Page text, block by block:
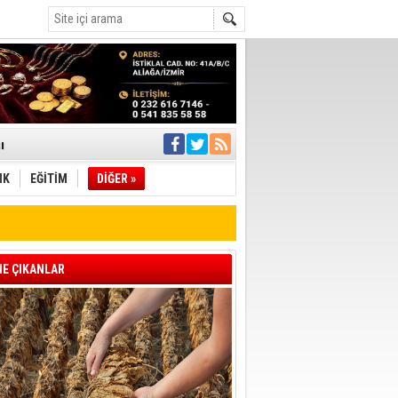
İletti
müdahale
Geçti
EĞİTİM DİĞER »
ÇIKANLAR